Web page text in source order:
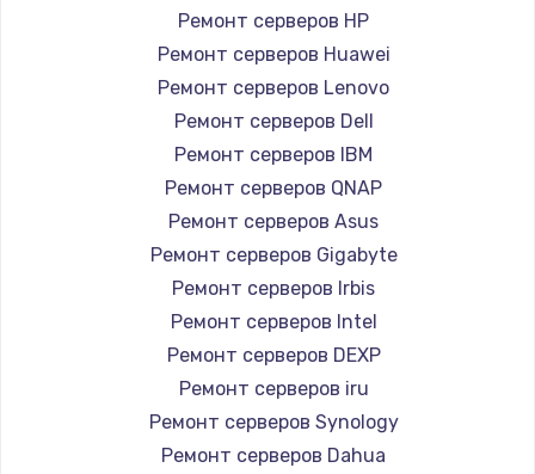
Ремонт серверов HP
Ремонт серверов Huawei
Ремонт серверов Lenovo
Ремонт серверов Dell
Ремонт серверов IBM
Ремонт серверов QNAP
Ремонт серверов Asus
Ремонт серверов Gigabyte
Ремонт серверов Irbis
Ремонт серверов Intel
Ремонт серверов DEXP
Ремонт серверов iru
Ремонт серверов Synology
Ремонт серверов Dahua